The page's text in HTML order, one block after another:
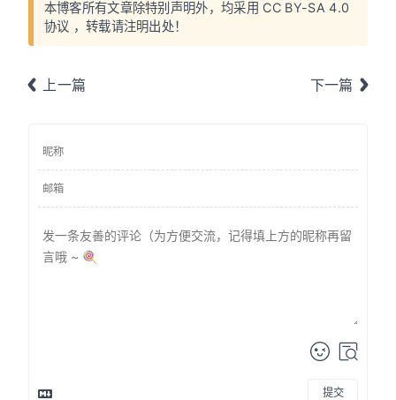
本博客所有文章除特别声明外，均采用 CC BY-SA 4.0
协议 ，转载请注明出处！
上一篇 下一篇
提交